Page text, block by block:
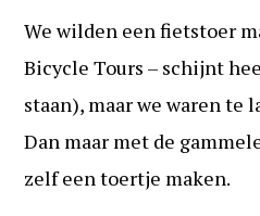
We wilden een fietstoer
Bicycle Tours – schijnt
staan), maar we waren te
Dan maar met de
zelf een toertje maken.